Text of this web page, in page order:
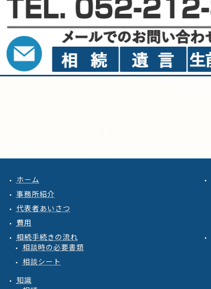
ホ－ム
事務所紹介
代表者あいさつ
費用
相続手続きの流れ
相談時の必要書類
相談シート
知識